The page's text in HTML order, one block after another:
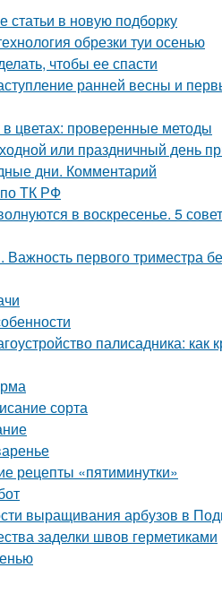
статьи в новую подборку
обрезки туи осенью
чтобы ее спасти
ранней весны и
цветах: проверенные методы
или праздничный день
дни. Комментарий
ТК РФ
в воскресенье. 5
первого триместра
палисадника: как
сорта
рецепты «пятиминутки»
выращивания арбузов в
заделки швов герметиками